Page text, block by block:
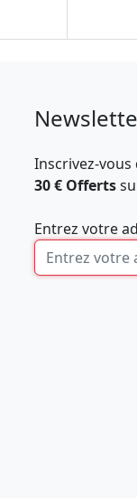
Inscrivez-
30 € Offerts
Entrez votre